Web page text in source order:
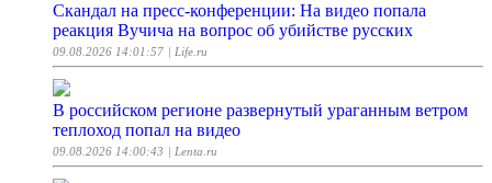
Скандал на пресс-конференции: На видео попала
реакция Вучича на вопрос об убийстве русских
09.08.2026 14:01:57 | Life.ru
В российском регионе развернутый ураганным ветром
теплоход попал на видео
09.08.2026 14:00:43 | Lenta.ru